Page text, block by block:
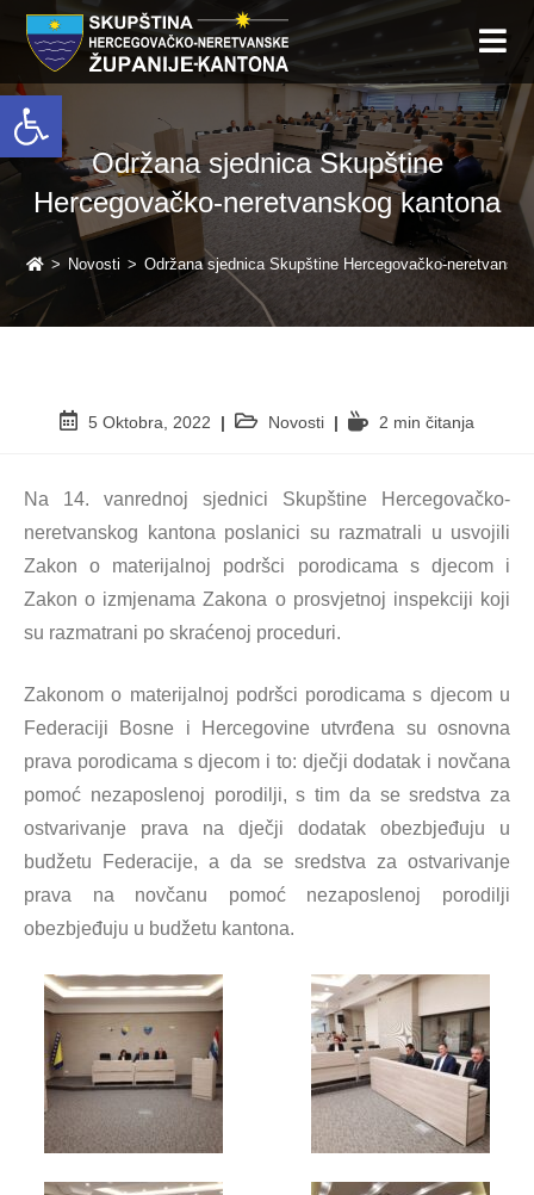
Open toolbar
Održana sjednica Skupštine
Hercegovačko-neretvanskog kantona
> Novosti > Održana sjednica Skupštine Hercegovačko-
5 Oktobra, 2022 Novosti 2 min čitanja
Na 14. vanrednoj sjednici Skupštine Hercegovačko-
neretvanskog kantona poslanici su razmatrali u usvojili
Zakon o materijalnoj podršci porodicama s djecom i
Zakon o izmjenama Zakona o prosvjetnoj inspekciji koji
su razmatrani po skraćenoj proceduri.
Zakonom o materijalnoj podršci porodicama s djecom u
Federaciji Bosne i Hercegovine utvrđena su osnovna
prava porodicama s djecom i to: dječji dodatak i novčana
pomoć nezaposlenoj porodilji, s tim da se sredstva za
ostvarivanje prava na dječji dodatak obezbjeđuju u
budžetu Federacije, a da se sredstva za ostvarivanje
prava na novčanu pomoć nezaposlenoj porodilji
obezbjeđuju u budžetu kantona.